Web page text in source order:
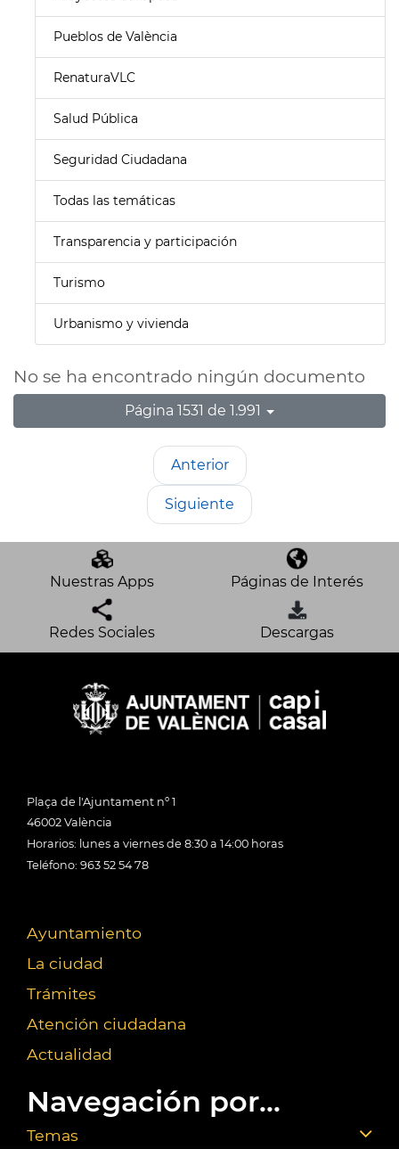
Pueblos de València
RenaturaVLC
Salud Pública
Seguridad Ciudadana
Todas las temáticas
Transparencia y participación
Turismo
Urbanismo y vivienda
No se ha encontrado ningún documento
Página 1531 de 1.991
Anterior
Siguiente
Nuestras Apps Páginas de Interés
Redes Sociales Descargas
Plaça de l'Ajuntament nº 1
46002 València
Horarios: lunes a viernes de 8:30 a 14:00 horas
Teléfono: 963 52 54 78
Ayuntamiento
La ciudad
Trámites
Atención ciudadana
Actualidad
Navegación por...
Temas